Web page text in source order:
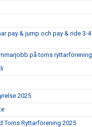
pay & jump och pay & ride 3-4
på torns ryttarförening
2025
Torns Ryttarförening 2025